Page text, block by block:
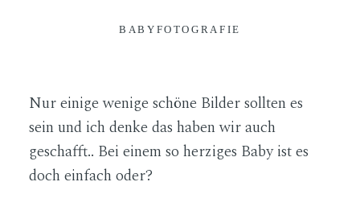
BABYFOTOGRAFIE
Nur einige wenige schöne Bilder sollten es
sein und ich denke das haben wir auch
geschafft.. Bei einem so herziges Baby ist es
doch einfach oder?
DATENSCHUTZERKLÄRUNG &
IMPRESSUM